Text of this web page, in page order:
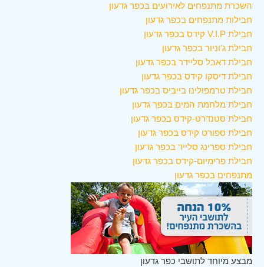
השכרת מתנפחים לאירועים בכפר גדעון
חבילות מתנפחים בכפר גדעון
חבילת V.I.P קידס בכפר גדעון
חבילת ג'וניור בכפר גדעון
חבילת דאבל סליידר בכפר גדעון
חבילת דיסקו קידס בכפר גדעון
חבילת טרמפולינו בייביס בכפר גדעון
חבילת מלחמת המים בכפר גדעון
חבילת סטנדרט-קידס בכפר גדעון
חבילת ספורט קידס בכפר גדעון
חבילת ספרינג סלייד בכפר גדעון
חבילת פרימיום-קידס בכפר גדעון
מתנפחים בכפר גדעון
מבצע מיוחד לתושבי כפר גדעון